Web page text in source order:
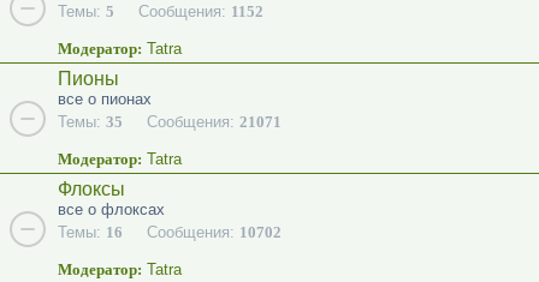
Темы: 5 Сообщения: 1152
Модератор: Tatra
Пионы
все о пионах
Темы: 35 Сообщения: 21071
Модератор: Tatra
Флоксы
все о флоксах
Темы: 16 Сообщения: 10702
Модератор: Tatra